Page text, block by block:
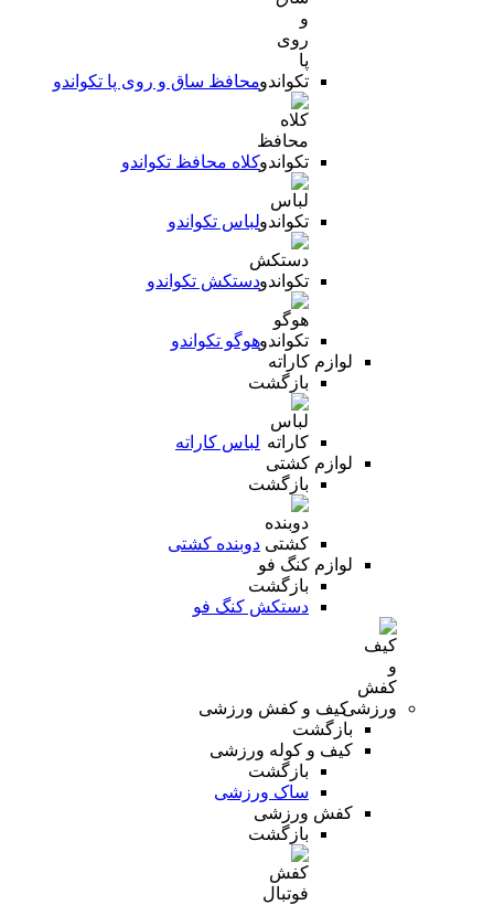
محافظ ساق و روی پا تکواندو
کلاه محافظ تکواندو
لباس تکواندو
دستکش تکواندو
هوگو تکواندو
لوازم کاراته
بازگشت
لباس کاراته
لوازم کشتی
بازگشت
دوبنده کشتی
لوازم کنگ فو
بازگشت
دستکش کنگ فو
کیف و کفش ورزشی
بازگشت
کیف و کوله ورزشی
بازگشت
ساک ورزشی
کفش ورزشی
بازگشت